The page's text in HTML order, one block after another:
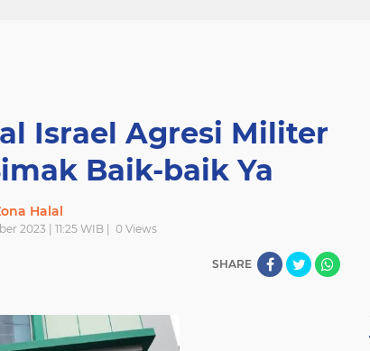
Israel Agresi Militer
Baik-baik Ya
Halal
2023 | 11:25 WIB | 0 Views
SHARE